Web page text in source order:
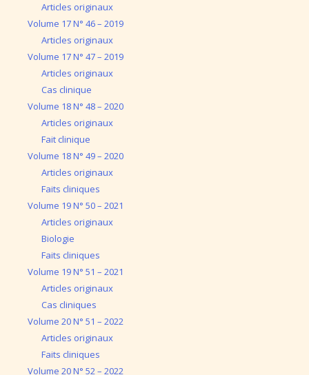
Articles originaux
Volume 17 N° 46 – 2019
Articles originaux
Volume 17 N° 47 – 2019
Articles originaux
Cas clinique
Volume 18 N° 48 – 2020
Articles originaux
Fait clinique
Volume 18 N° 49 – 2020
Articles originaux
Faits cliniques
Volume 19 N° 50 – 2021
Articles originaux
Biologie
Faits cliniques
Volume 19 N° 51 – 2021
Articles originaux
Cas cliniques
Volume 20 N° 51 – 2022
Articles originaux
Faits cliniques
Volume 20 N° 52 – 2022